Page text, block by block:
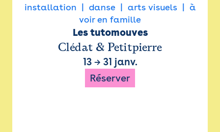
installation danse arts visuels
à
voir en famille
Les tutomouves
Clédat & Petitpierre
13→ 31 janv.
Réserver